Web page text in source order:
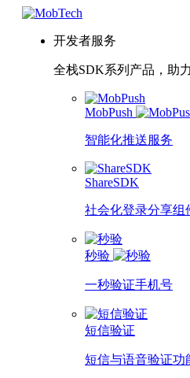
开发者服务
全栈SDK系列产品，助
MobPush
智能化推送服务
ShareSDK
社会化登录分享组
秒验
一秒验证手机号
短信验证
短信与语音验证功